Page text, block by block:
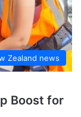
Zealand news
Boost for